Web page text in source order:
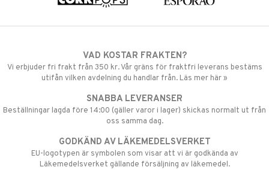
VAD KOSTAR FRAKTEN?
Vi erbjuder fri frakt från 350 kr. Vår gräns för fraktfri leverans bestäms
utifån vilken avdelning du handlar från. Läs mer här »
SNABBA LEVERANSER
Beställningar lagda före 14:00 (gäller varor i lager) skickas normalt ut från
oss samma dag.
GODKÄND AV LÄKEMEDELSVERKET
EU-logotypen är symbolen som visar att vi är godkända av
Läkemedelsverket gällande försäljning av läkemedel.